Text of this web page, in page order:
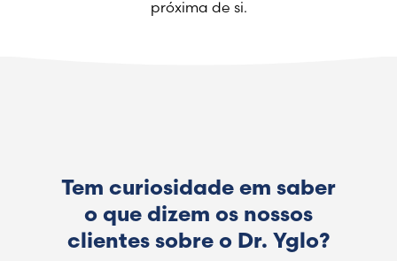
Retire o aplicador da lata de
Leia as instruções antes de utilizar o
produto.
próxima de si.
Tem curiosidade em saber
o que dizem os nossos
clientes sobre o Dr. Yglo?